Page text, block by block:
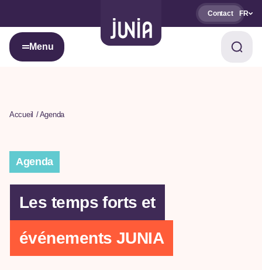
Contact FR
Menu
Accueil Agenda
Agenda
Les temps forts et
événements JUNIA